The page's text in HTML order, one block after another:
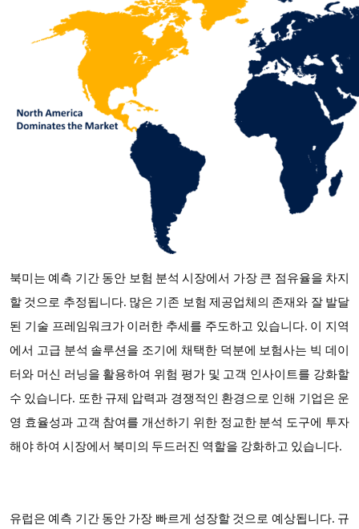
북미는 예측 기간 동안 보험 분석 시장에서 가장 큰 점유율을 차지
할 것으로 추정됩니다. 많은 기존 보험 제공업체의 존재와 잘 발달
된 기술 프레임워크가 이러한 추세를 주도하고 있습니다. 이 지역
에서 고급 분석 솔루션을 조기에 채택한 덕분에 보험사는 빅 데이
터와 머신 러닝을 활용하여 위험 평가 및 고객 인사이트를 강화할
수 있습니다. 또한 규제 압력과 경쟁적인 환경으로 인해 기업은 운
영 효율성과 고객 참여를 개선하기 위한 정교한 분석 도구에 투자
해야 하여 시장에서 북미의 두드러진 역할을 강화하고 있습니다.
유럽은 예측 기간 동안 가장 빠르게 성장할 것으로 예상됩니다. 규